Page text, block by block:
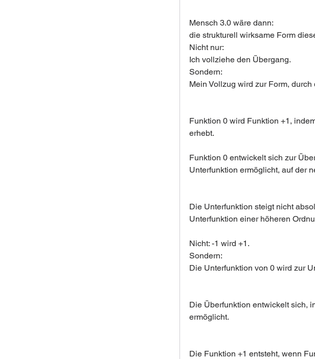
Mensch 3.0 wäre dann:
die strukturell wirksame Form
Nicht nur:
Ich vollziehe den Übergang.
Sondern:
Mein Vollzug wird zur Form,
Funktion 0 wird Funktion +1,
erhebt.
Funktion 0 entwickelt sich zur
Unterfunktion ermöglicht, auf der
Die Unterfunktion steigt nicht
Unterfunktion einer höheren
Nicht: -1 wird +1.
Sondern:
Die Unterfunktion von 0 wird zur
Die Überfunktion entwickelt sich,
ermöglicht.
Die Funktion +1 entsteht, wenn